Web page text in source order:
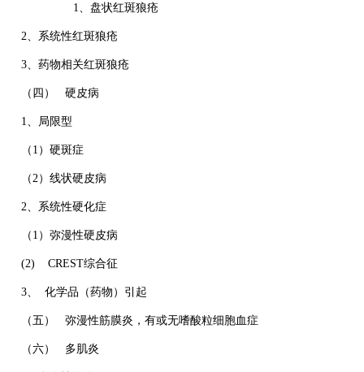
1、盘状红斑狼疮
2、系统性红斑狼疮
3、药物相关红斑狼疮
（四） 硬皮病
1、局限型
（1）硬斑症
（2）线状硬皮病
2、系统性硬化症
（1）弥漫性硬皮病
(2) CREST综合征
3、 化学品（药物）引起
（五） 弥漫性筋膜炎，有或无嗜酸粒细胞血症
（六） 多肌炎